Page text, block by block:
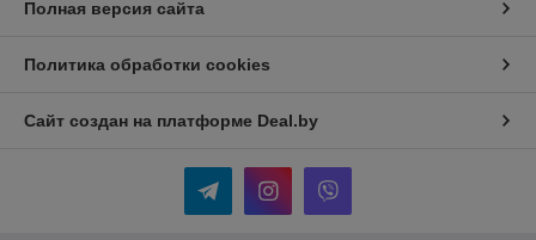
Полная версия сайта
Политика обработки cookies
Сайт создан на платформе Deal.by